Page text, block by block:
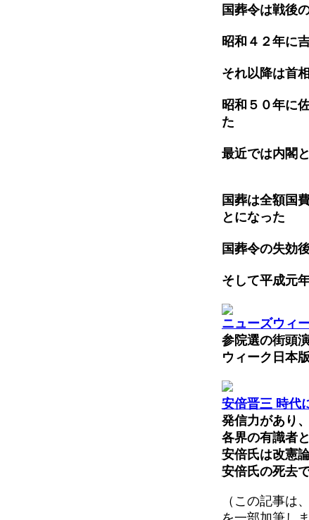
国葬令は戦後
昭和４２年に
それ以降は首
昭和５０年に
た
最近では内閣
国葬は全額国
とになった
国葬令の失効
そして平成元
ニューズウィ
参院選の街頭
ウィーク日本版
安倍晋三 時代
発信力があり
各界の有識者
安倍氏は改憲
安倍氏の死去
（この記事は